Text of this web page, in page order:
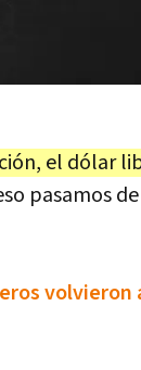
el dólar
pasamos de
volvieron